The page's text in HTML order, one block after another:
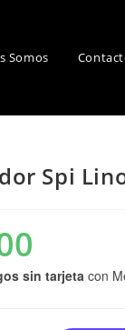
Somos
Spi
sin tarjeta con